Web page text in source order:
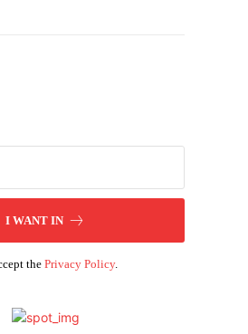
I WANT IN
thePrivacy Policy.